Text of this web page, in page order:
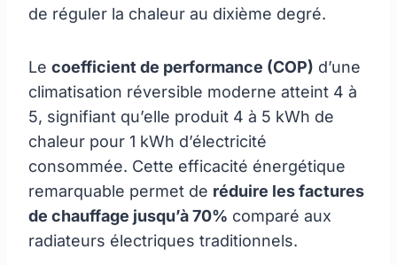
de réguler la chaleur au dixième degré.
Le coefficient de performance (COP) d’une
climatisation réversible moderne atteint 4 à
5, signifiant qu’elle produit 4 à 5 kWh de
chaleur pour 1 kWh d’électricité
consommée. Cette efficacité énergétique
remarquable permet de réduire les factures
de chauffage jusqu’à 70% comparé aux
radiateurs électriques traditionnels.